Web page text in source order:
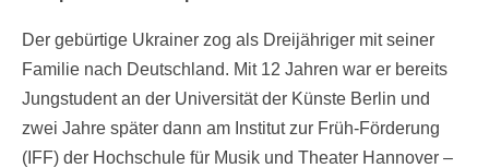
Der gebürtige Ukrainer zog als Dreijähriger mit seiner
Familie nach Deutschland. Mit 12 Jahren war er bereits
Jungstudent an der Universität der Künste Berlin und
zwei Jahre später dann am Institut zur Früh-Förderung
(IFF) der Hochschule für Musik und Theater Hannover –